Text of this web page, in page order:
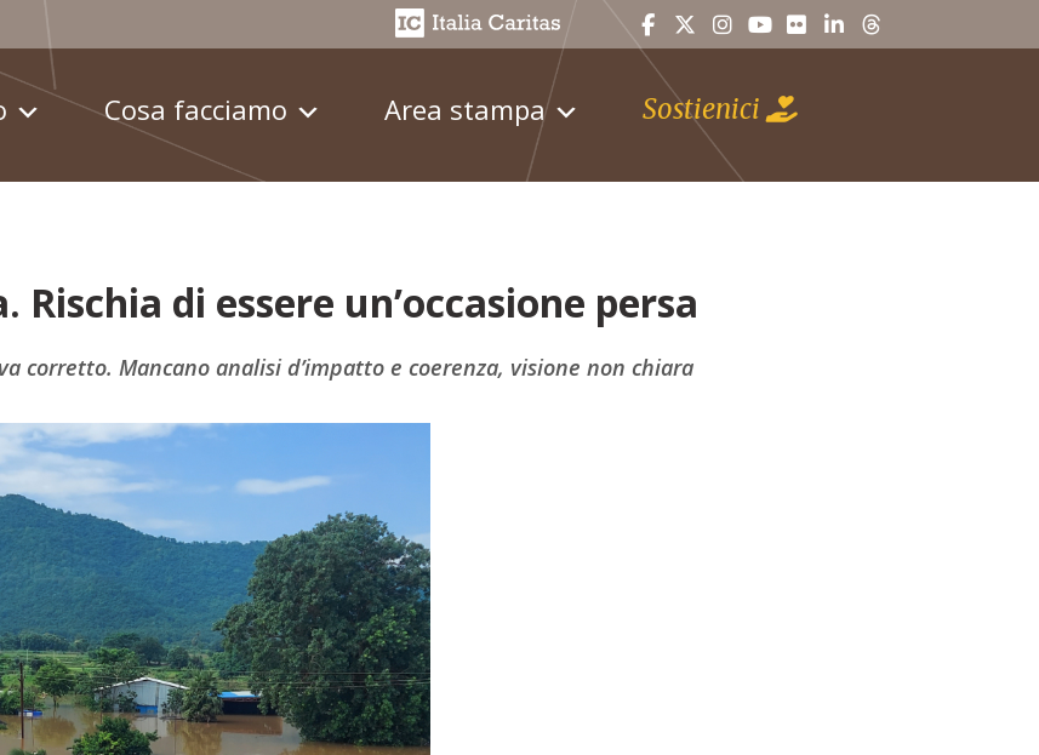
Cosa facciamo Area stampa Sostienici
Rischia di essere un’occasione persa
corretto. Mancano analisi d’impatto e coerenza, visione non chiara